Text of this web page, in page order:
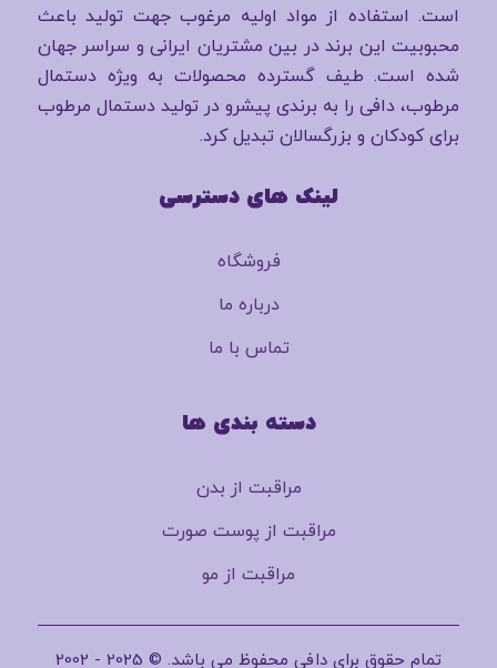
است. استفاده از مواد اولیه مرغوب جهت تولید باعث
محبوبیت این برند در بین مشتریان ایرانی و سراسر جهان
شده است. طیف گسترده محصولات به ویژه دستمال
مرطوب، دافی را به برندی پیشرو در تولید دستمال مرطوب
برای کودکان و بزرگسالان تبدیل کرد.
لینک های دسترسی
فروشگاه
درباره ما
تماس با ما
دسته بندی ها
مراقبت از بدن
مراقبت از پوست صورت
مراقبت از مو
تمام حقوق برای دافی محفوظ می باشد. © 2025 - 2002